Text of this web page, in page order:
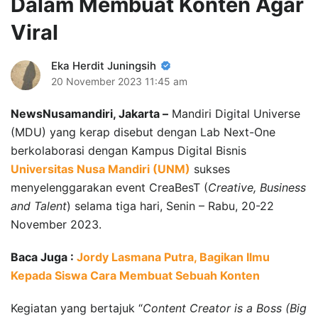
Viral
Eka Herdit Juningsih
20 November 2023 11:45 am
NewsNusamandiri, Jakarta – Mandiri Digital Universe
(MDU) yang kerap disebut dengan Lab Next-One
berkolaborasi dengan Kampus Digital Bisnis
Universitas Nusa Mandiri (UNM) sukses
menyelenggarakan event CreaBesT (Creative, Business
and Talent) selama tiga hari, Senin – Rabu, 20-22
November 2023.
Baca Juga : Jordy Lasmana Putra, Bagikan Ilmu
Kepada Siswa Cara Membuat Sebuah Konten
Kegiatan yang bertajuk “Content Creator is a Boss (Big